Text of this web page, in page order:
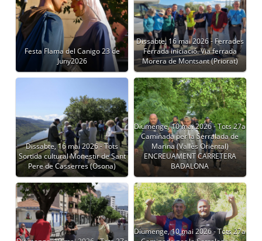
Festa Flama del Canigo 23 de
Juny2026
Dissabte, 16 mai 2026 - Ferrades
Ferrada iniciació. Via ferrada
Morera de Montsant (Priorat)
Dissabte, 16 mai 2026 - Tots
Sortida cultural Monestir de Sant
Pere de Casserres (Osona)
Diumenge, 10 mai 2026 - Tots 27a
Caminada per la Serralada de
Marina (Vallès Oriental)
ENCREUAMENT CARRETERA
BADALONA
Diumenge, 10 mai 2026 - Tots 27a